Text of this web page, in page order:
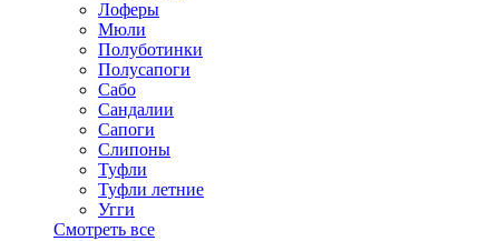
Лоферы
Мюли
Полуботинки
Полусапоги
Сабо
Сандалии
Сапоги
Слипоны
Туфли
Туфли летние
Угги
Смотреть все